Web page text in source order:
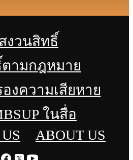
งวนสิทธิ์
ามกฎหมาย
งความเสียหาย
ในสื่อ
ABOUT US